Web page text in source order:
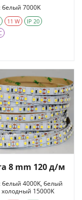
белый 7000K
11 W
IP 20
8 mm 120 д/м
белый 4000K, белый
холодный 15000K